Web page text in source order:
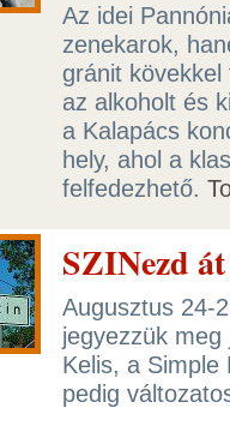
Az idei
zenekarok,
gránit
az alkoholt és
a Kalapács
hely, ahol a
felfedezhető.
SZINezd
Augusztus 24-
jegyezzük
Kelis, a Simple
pedig